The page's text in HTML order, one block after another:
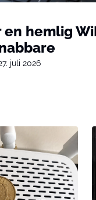
hemlig
juli 2026